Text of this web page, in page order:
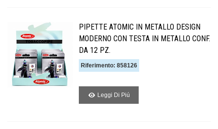
PIPETTE ATOMIC IN METALLO DESIGN
MODERNO CON TESTA IN METALLO CONF.
DA 12 PZ.
Riferimento: 858126
Leggi Di Piú